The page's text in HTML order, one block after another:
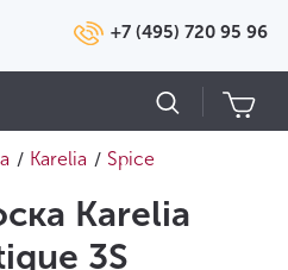
+7 (495) 720 95 96
/ Karelia / Spice
Karelia
3S